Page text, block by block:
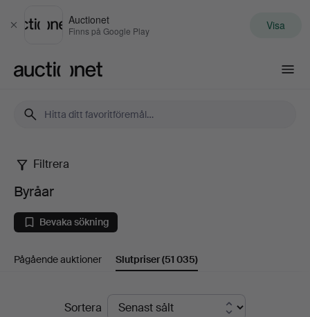
Stäng
Auctionet
Finns på Google Play Visa
Byråar
Filtrera
Byråar
Bevaka sökning
Pågående auktioner Slutpriser(51 035)
SlutpriserSortera